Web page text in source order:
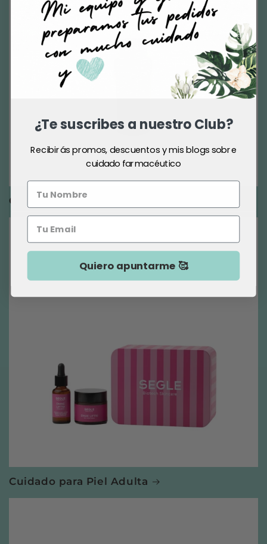
Cuidado para Piel Joven
Cuidado para Piel Adulta
¿Te suscribes a nuestro Club?
Recibirás promos, descuentos y mis blogs sobre
cuidado farmacéutico
Quiero apuntarme 🥰